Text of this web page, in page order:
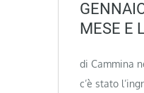
MESE E
di Cammina
c’è stato